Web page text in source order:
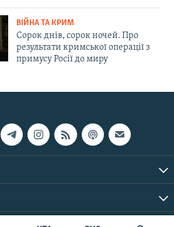
ВІЙНА ТА КРИМ
Сорок днів, сорок ночей. Про
результати кримської операції з
примусу Росії до миру